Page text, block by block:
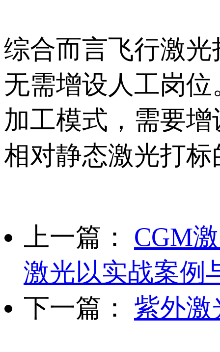
综合而言飞行激
无需增设人工岗
加工模式，需要
相对静态激光打
上一篇：
CGM
激光以实战案例
下一篇：
紫外激